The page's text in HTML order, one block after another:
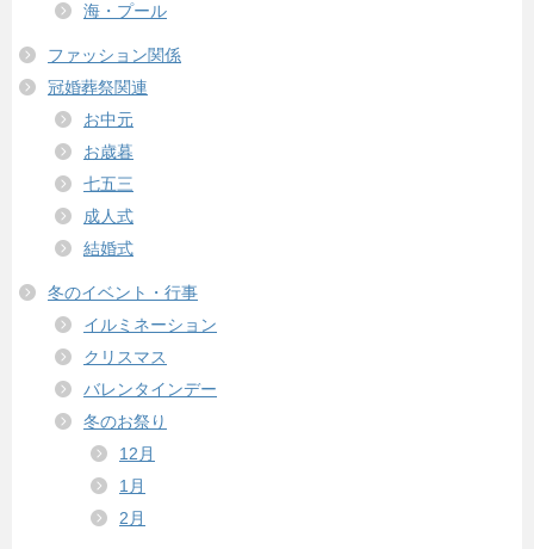
海・プール
ファッション関係
冠婚葬祭関連
お中元
お歳暮
七五三
成人式
結婚式
冬のイベント・行事
イルミネーション
クリスマス
バレンタインデー
冬のお祭り
12月
1月
2月